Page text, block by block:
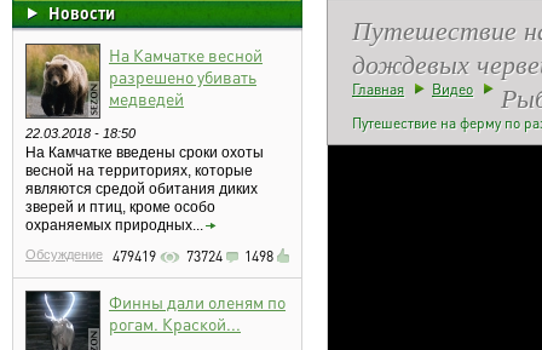
Новости
На Камчатке весной
разрешено убивать
медведей
22.03.2018 - 18:50
На Камчатке введены сроки охоты
весной на территориях, которые
являются средой обитания диких
зверей и птиц, кроме особо
охраняемых природных...
Обсуждение 479419 73724 1498
Финны дали оленям по
рогам. Краской...
Путешествие
дождевых
Главная Видео
Путешествие на ферму по